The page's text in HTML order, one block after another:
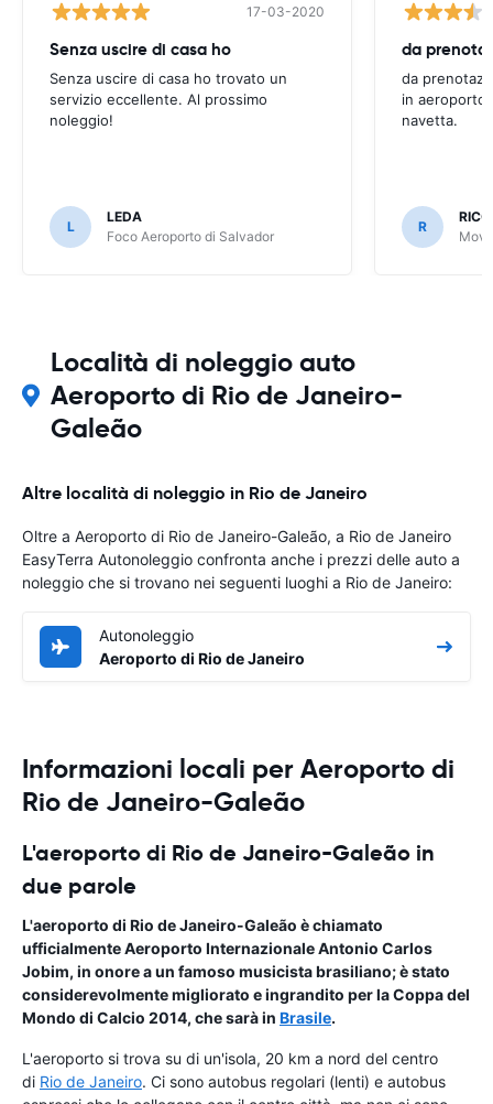
17-03-2020
Senza uscire di casa ho
Senza uscire di casa ho trovato un
servizio eccellente. Al prossimo
noleggio!
L
LEDA
Foco Aeroporto di Salvador
da
in aeroporto
navetta.
R
Località di noleggio auto
Aeroporto di Rio de Janeiro-
Galeão
Altre località di noleggio in Rio de Janeiro
Oltre a Aeroporto di Rio de Janeiro-Galeão, a Rio de Janeiro
EasyTerra Autonoleggio confronta anche i prezzi delle auto a
noleggio che si trovano nei seguenti luoghi a Rio de Janeiro:
Autonoleggio
Aeroporto di Rio de Janeiro
Informazioni locali per Aeroporto di
Rio de Janeiro-Galeão
L'aeroporto di Rio de Janeiro-Galeão in
due parole
L'aeroporto di Rio de Janeiro-Galeão è chiamato
ufficialmente Aeroporto Internazionale Antonio Carlos
Jobim, in onore a un famoso musicista brasiliano; è stato
considerevolmente migliorato e ingrandito per la Coppa del
Mondo di Calcio 2014, che sarà in Brasile.
L'aeroporto si trova su di un'isola, 20 km a nord del centro
di Rio de Janeiro. Ci sono autobus regolari (lenti) e autobus